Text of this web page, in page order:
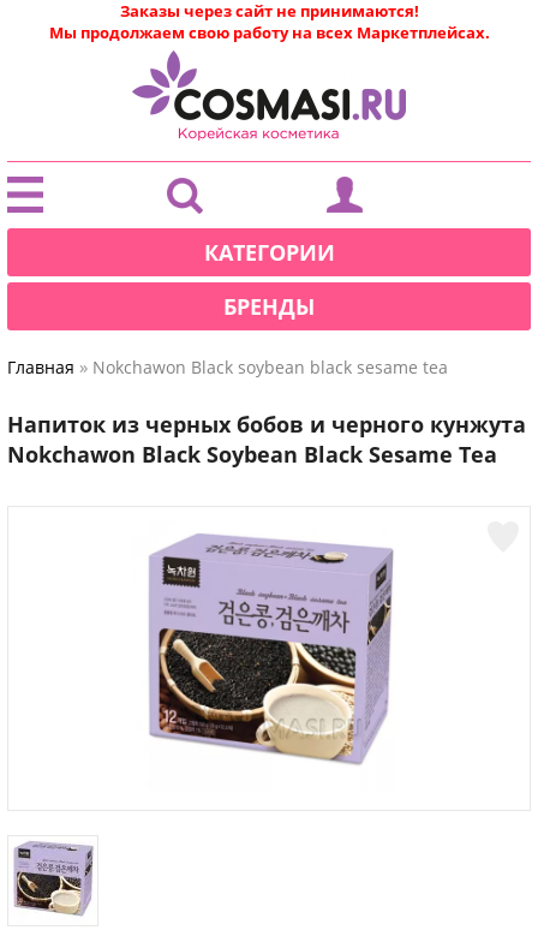
|
Заказы через сайт не принимаются!
Мы продолжаем свою работу на всех Маркетплейсах.
КАТЕГОРИИ
БРЕНДЫ
Главная » Nokchawon Black soybean black sesame tea
Напиток из черных бобов и черного кунжута
Nokchawon Black Soybean Black Sesame Tea